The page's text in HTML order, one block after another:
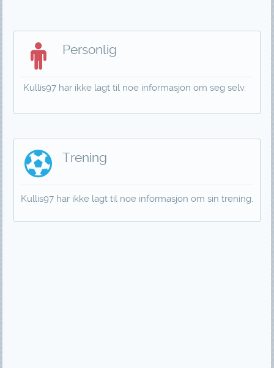
Personlig
Kullis97 har ikke lagt til noe informasjon om seg selv.
Trening
Kullis97 har ikke lagt til noe informasjon om sin trening.